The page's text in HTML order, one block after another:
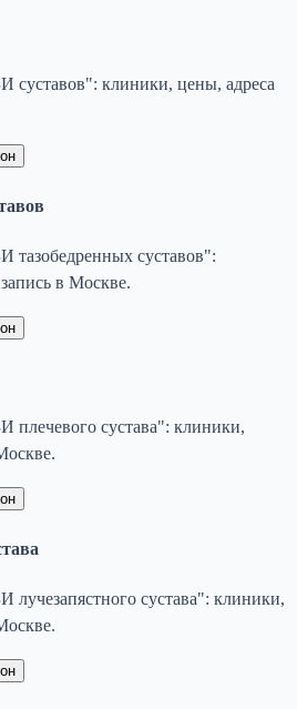
суставов": клиники, цены, адреса
тазобедренных суставов":
в Москве.
плечевого сустава": клиники,
лучезапястного сустава": клиники,